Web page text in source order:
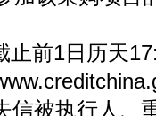
前1日历天
信被执行人、